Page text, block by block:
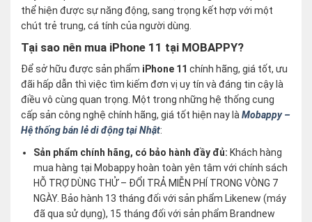
thể hiện được sự năng động, sang trọng kết hợp với một
chút trẻ trung, cá tính của người dùng.
Tại sao nên mua iPhone 11 tại MOBAPPY?
Để sở hữu được sản phẩm iPhone 11 chính hãng, giá tốt, ưu
đãi hấp dẫn thì việc tìm kiếm đơn vị uy tín và đáng tin cậy là
điều vô cùng quan trọng. Một trong những hệ thống cung
cấp sản công nghệ chính hãng, giá tốt hiện nay là Mobappy –
Hệ thống bán lẻ di động tại Nhật:
Sản phẩm chính hãng, có bảo hành đầy đủ: Khách hàng
mua hàng tại Mobappy hoàn toàn yên tâm với chính sách
HỖ TRỢ DÙNG THỬ – ĐỔI TRẢ MIỄN PHÍ TRONG VÒNG 7
NGÀY. Bảo hành 13 tháng đối với sản phẩm Likenew (máy
đã qua sử dụng), 15 tháng đối với sản phẩm Brandnew